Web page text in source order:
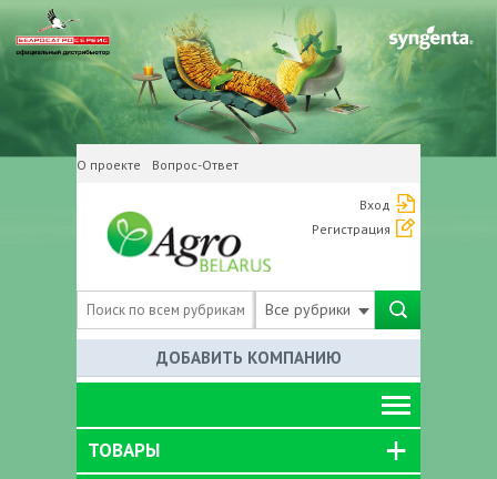
О проекте Вопрос-Ответ
Вход
Регистрация
Все рубрики
ДОБАВИТЬ КОМПАНИЮ
ТОВАРЫ